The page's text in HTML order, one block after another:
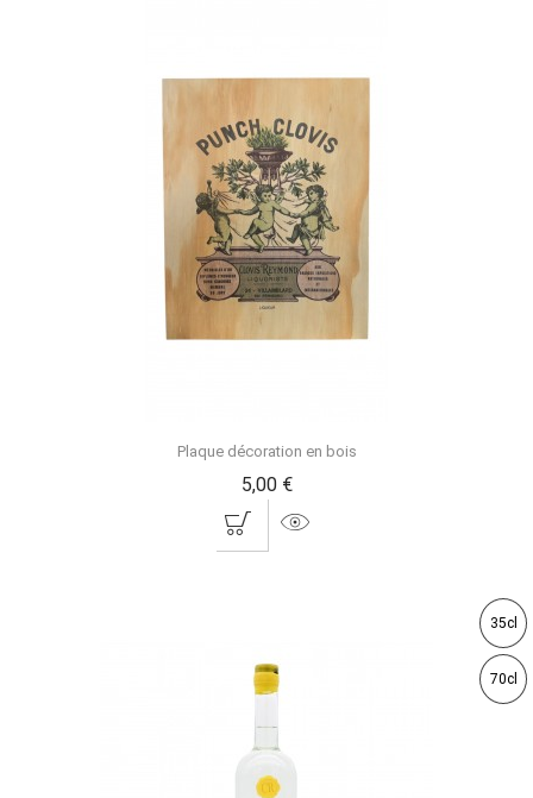
Plaque décoration en bois
5,00 €
35cl
70cl